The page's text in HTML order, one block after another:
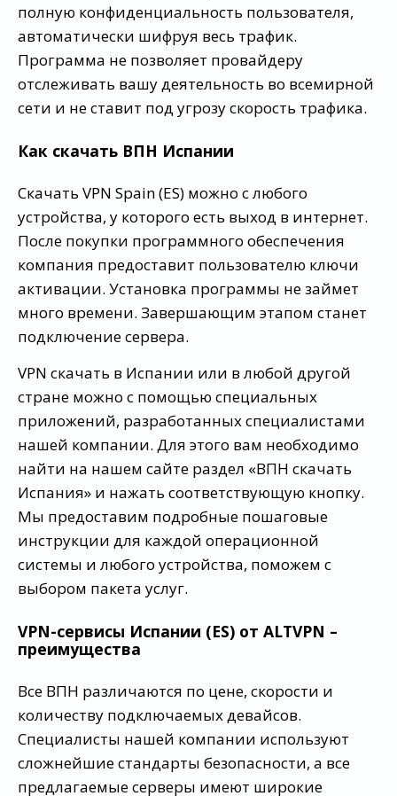
полную конфиденциальность пользователя,
автоматически шифруя весь трафик.
Программа не позволяет провайдеру
отслеживать вашу деятельность во всемирной
сети и не ставит под угрозу скорость трафика.
Как скачать ВПН Испании
Скачать VPN Spain (ES) можно с любого
устройства, у которого есть выход в интернет.
После покупки программного обеспечения
компания предоставит пользователю ключи
активации. Установка программы не займет
много времени. Завершающим этапом станет
подключение сервера.
VPN скачать в Испании или в любой другой
стране можно с помощью специальных
приложений, разработанных специалистами
нашей компании. Для этого вам необходимо
найти на нашем сайте раздел «ВПН скачать
Испания» и нажать соответствующую кнопку.
Мы предоставим подробные пошаговые
инструкции для каждой операционной
системы и любого устройства, поможем с
выбором пакета услуг.
VPN-сервисы Испании (ES) от ALTVPN –
преимущества
Все ВПН различаются по цене, скорости и
количеству подключаемых девайсов.
Специалисты нашей компании используют
сложнейшие стандарты безопасности, а все
предлагаемые серверы имеют широкие